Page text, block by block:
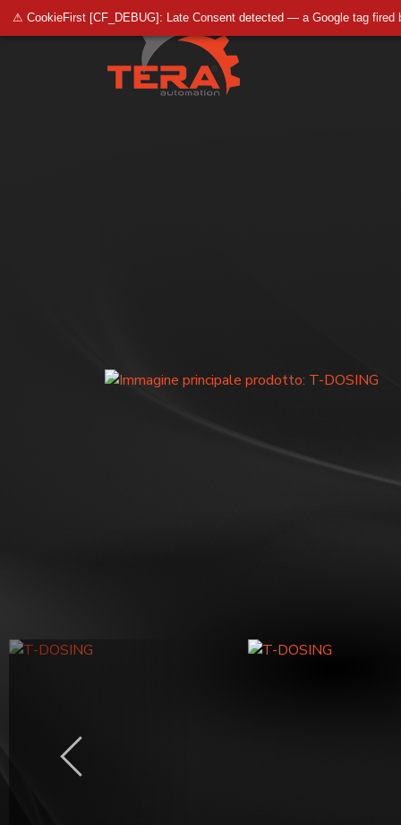
⚠ CookieFirst [CF_DEBUG]: Late Consent detected — a Google tag fired